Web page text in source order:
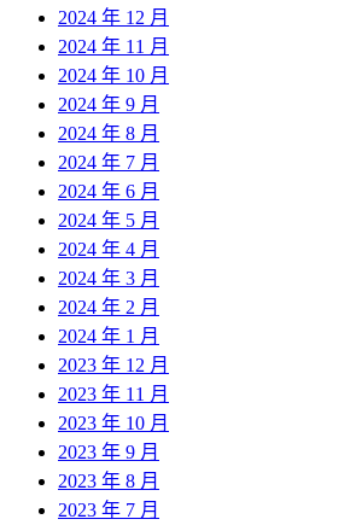
2024 年 12 月
2024 年 11 月
2024 年 10 月
2024 年 9 月
2024 年 8 月
2024 年 7 月
2024 年 6 月
2024 年 5 月
2024 年 4 月
2024 年 3 月
2024 年 2 月
2024 年 1 月
2023 年 12 月
2023 年 11 月
2023 年 10 月
2023 年 9 月
2023 年 8 月
2023 年 7 月